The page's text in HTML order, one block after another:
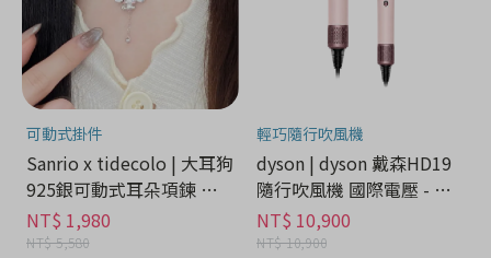
可動式掛件
Sanrio x tidecolo | 大耳狗
925銀可動式耳朵項鍊 禮
盒 - 流行潮牌分期
NT$ 1,980
NT$ 5,580
輕巧隨行吹風機
dyson | dyson 戴森HD19
隨行吹風機 國際電壓 - 家
電分期
NT$ 10,900
NT$ 10,900